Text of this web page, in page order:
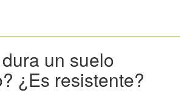
un suelo
¿Es resistente?